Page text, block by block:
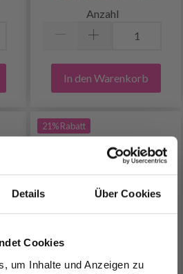
Details Über Cookies
Cookies
um Inhalte und Anzeigen zu
Anzahl
In den Warenkorb
21% Rabatt